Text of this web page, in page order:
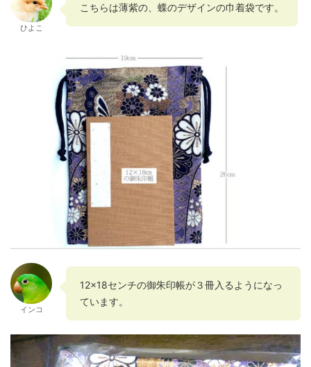
ひよこ
こちらは薄紫の、蝶のデザインの巾着袋です。
インコ
12×18センチの御朱印帳が３冊入るようになっ
ています。